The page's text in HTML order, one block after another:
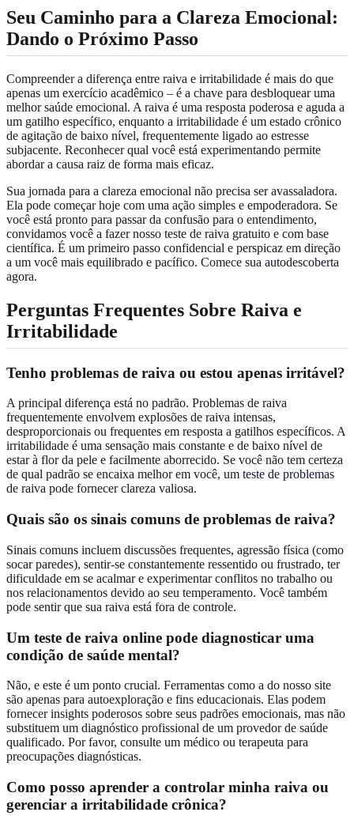
Seu Caminho para a Clareza Emocional:
Dando o Próximo Passo
Compreender a diferença entre raiva e irritabilidade é mais do que
apenas um exercício acadêmico – é a chave para desbloquear uma
melhor saúde emocional. A raiva é uma resposta poderosa e aguda a
um gatilho específico, enquanto a irritabilidade é um estado crônico
de agitação de baixo nível, frequentemente ligado ao estresse
subjacente. Reconhecer qual você está experimentando permite
abordar a causa raiz de forma mais eficaz.
Sua jornada para a clareza emocional não precisa ser avassaladora.
Ela pode começar hoje com uma ação simples e empoderadora. Se
você está pronto para passar da confusão para o entendimento,
convidamos você a fazer nosso teste de raiva gratuito e com base
científica. É um primeiro passo confidencial e perspicaz em direção
a um você mais equilibrado e pacífico. Comece sua autodescoberta
agora.
Perguntas Frequentes Sobre Raiva e
Irritabilidade
Tenho problemas de raiva ou estou apenas irritável?
A principal diferença está no padrão. Problemas de raiva
frequentemente envolvem explosões de raiva intensas,
desproporcionais ou frequentes em resposta a gatilhos específicos. A
irritabilidade é uma sensação mais constante e de baixo nível de
estar à flor da pele e facilmente aborrecido. Se você não tem certeza
de qual padrão se encaixa melhor em você, um teste de problemas
de raiva pode fornecer clareza valiosa.
Quais são os sinais comuns de problemas de raiva?
Sinais comuns incluem discussões frequentes, agressão física (como
socar paredes), sentir-se constantemente ressentido ou frustrado, ter
dificuldade em se acalmar e experimentar conflitos no trabalho ou
nos relacionamentos devido ao seu temperamento. Você também
pode sentir que sua raiva está fora de controle.
Um teste de raiva online pode diagnosticar uma
condição de saúde mental?
Não, e este é um ponto crucial. Ferramentas como a do nosso site
são apenas para autoexploração e fins educacionais. Elas podem
fornecer insights poderosos sobre seus padrões emocionais, mas não
substituem um diagnóstico profissional de um provedor de saúde
qualificado. Por favor, consulte um médico ou terapeuta para
preocupações diagnósticas.
Como posso aprender a controlar minha raiva ou
gerenciar a irritabilidade crônica?